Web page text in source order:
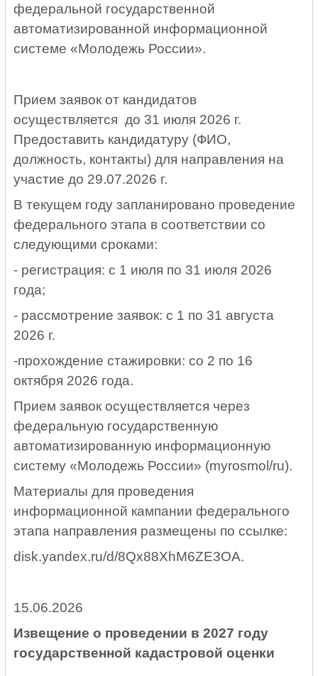
федеральной государственной
автоматизированной информационной
системе «Молодежь России».
Прием заявок от кандидатов
осуществляется до 31 июля 2026 г.
Предоставить кандидатуру (ФИО,
должность, контакты) для направления на
участие до 29.07.2026 г.
В текущем году запланировано проведение
федерального этапа в соответствии со
следующими сроками:
- регистрация: с 1 июля по 31 июля 2026
года;
- рассмотрение заявок: с 1 по 31 августа
2026 г.
-прохождение стажировки: со 2 по 16
октября 2026 года.
Прием заявок осуществляется через
федеральную государственную
автоматизированную информационную
систему «Молодежь России» (myrosmol/ru).
Материалы для проведения
информационной кампании федерального
этапа направления размещены по ссылке:
disk.yandex.ru/d/8Qx88XhM6ZE3OA.
15.06.2026
Извещение о проведении в 2027 году
государственной кадастровой оценки